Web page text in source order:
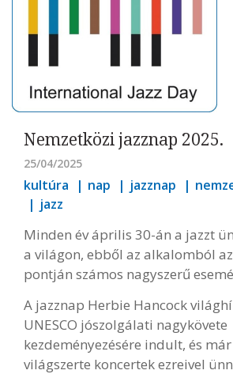
Nemzetközi jazznap 2025.
25/04/2025
kultúra nap jazznap
jazz
Minden év április 30-án a jazzt
a világon, ebből az alkalomból
pontján számos nagyszerű
A jazznap Herbie Hancock
UNESCO jószolgálati nagykövete
kezdeményezésére indult, és
világszerte koncertek ezreivel